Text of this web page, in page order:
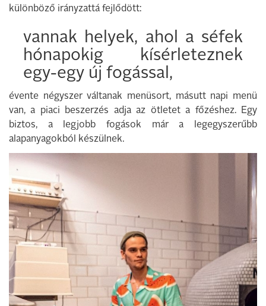
különböző irányzattá fejlődött:
vannak helyek, ahol a séfek
hónapokig kísérleteznek
egy-egy új fogással,
évente négyszer váltanak menüsort, másutt napi menü
van, a piaci beszerzés adja az ötletet a főzéshez. Egy
biztos, a legjobb fogások már a legegyszerűbb
alapanyagokból készülnek.